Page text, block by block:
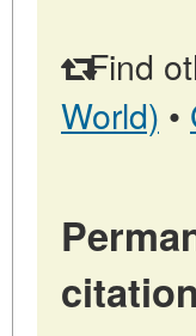
Find
World) •